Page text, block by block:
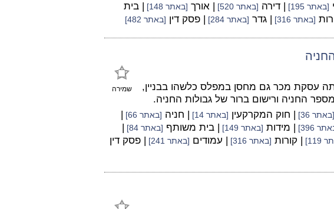
[באתר 195] | דירה [באתר 520] | אורך [באתר 148]
| בית
[באתר 316] | גדר [באתר 284] | פסק דין [באתר 482]
שמירה
עסקת מכר גם מחסן במפלס כלשהו בבניין,
החניה ורישום ברור של גבולות החניה.
[באתר 36] | חוק המקרקעין [באתר 14] | חניה [באתר 66]
|
396] | מידות [באתר 149] | בית משותף [באתר 84]
|
| קורות [באתר 316] | עמודים [באתר 241] | פסק דין